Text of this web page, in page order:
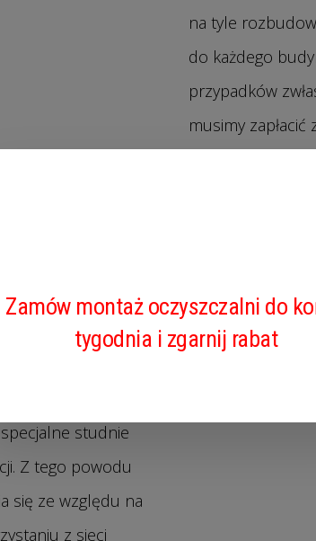
na tyle
do każdego
przypadków
musimy zapłacić
cześć kosztów
rosną wraz z
kanalizacji. Dla
odległości 10
odległościach,
opłacalne. W
np. 400 m lub
studnie
Z tego powodu
się ze względu na
z sieci
Zamów montaż oczyszczalni do
tygodnia i zgarnij rabat